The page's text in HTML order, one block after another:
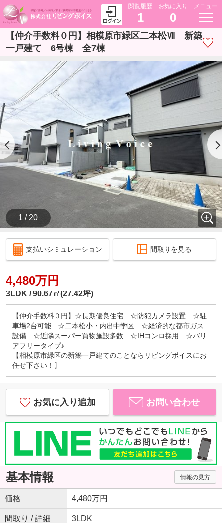
閲覧履歴
1
お気に入り
0
メニュー
【仲介手数料０円】相模原市緑区二本松Ⅶ 新築
一戸建て 6号棟 全7棟
1 / 20
支払いシミュレーション 間取りを見る
4,480万円
3LDK 90.67㎡(27.42坪)
【仲介手数料０円】☆長期優良住宅 ☆防犯カメラ設置 ☆駐
車場2台可能 ☆二本松小・内出中学区 ☆経済的な都市ガス
設備 ☆近隣スーパー買物施設多数 ☆IHコンロ採用 ☆バリ
アフリータイプ♪
【相模原市緑区の新築一戸建てのことならリビングボイスにお
任せ下さい！】
お気に入り追加 お問い合わせ
基本情報 情報の見方
価格 4,480万円
間取り / 詳細 3LDK